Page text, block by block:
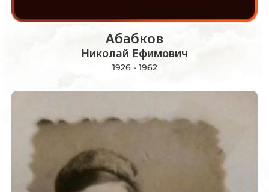
Абабков
Николай Ефимович
1926 - 1962